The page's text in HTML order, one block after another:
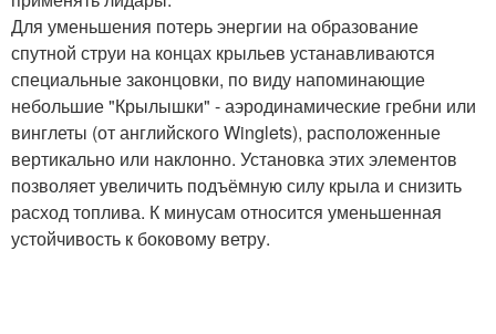
Для уменьшения потерь энергии на образование
спутной струи на концах крыльев устанавливаются
специальные законцовки, по виду напоминающие
небольшие "Крылышки" - аэродинамические гребни или
винглеты (от английского Winglets), расположенные
вертикально или наклонно. Установка этих элементов
позволяет увеличить подъёмную силу крыла и снизить
расход топлива. К минусам относится уменьшенная
устойчивость к боковому ветру.